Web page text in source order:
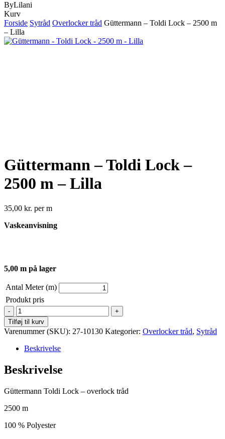
ByLilani
KurvClose
Cart
Forside Sytråd Overlocker tråd Güttermann – Toldi Lock – 2500 m
– Lilla
Güttermann – Toldi Lock –
2500 m – Lilla
35,00 kr. per m
Vaskeanvisning
5,00 m på lager
Antal Meter (m)
Produkt pris
Güttermann
-
Toldi
Lock
-
2500
-
antal
Tilføj til kurv
Varenummer (SKU): 27-10130 Kategorier: Overlocker tråd, Sytråd
Beskrivelse
Beskrivelse
Güttermann Toldi Lock – overlock tråd
2500 m
100 % Polyester